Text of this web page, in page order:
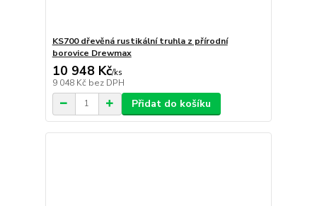
KS700 dřevěná rustikální truhla z přírodní
borovice Drewmax
10 948 Kč/ks
9 048 Kč bez DPH
Přidat do košíku